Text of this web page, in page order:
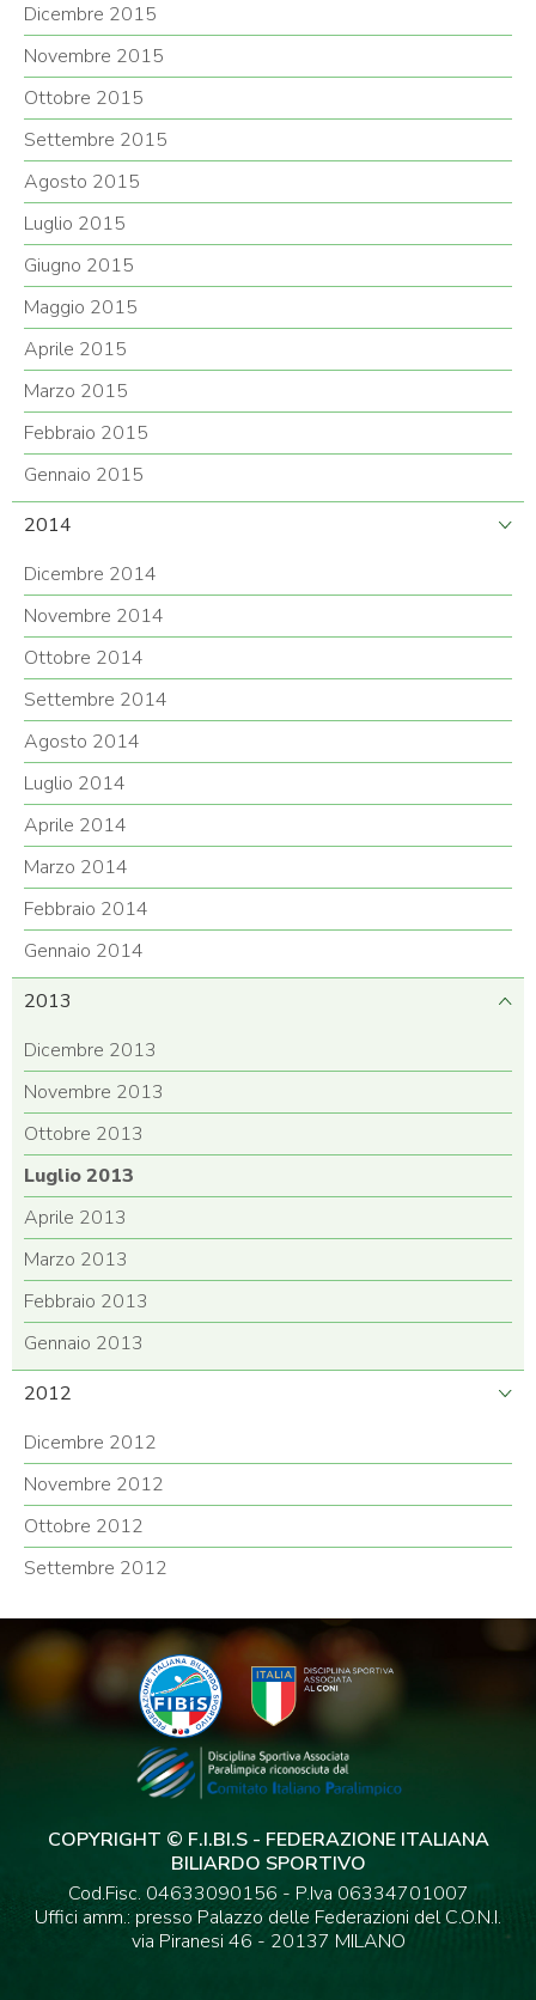
Dicembre 2015
Novembre 2015
Ottobre 2015
Settembre 2015
Agosto 2015
Luglio 2015
Giugno 2015
Maggio 2015
Aprile 2015
Marzo 2015
Febbraio 2015
Gennaio 2015
2014
Dicembre 2014
Novembre 2014
Ottobre 2014
Settembre 2014
Agosto 2014
Luglio 2014
Aprile 2014
Marzo 2014
Febbraio 2014
Gennaio 2014
2013
Dicembre 2013
Novembre 2013
Ottobre 2013
Luglio 2013
Aprile 2013
Marzo 2013
Febbraio 2013
Gennaio 2013
2012
Dicembre 2012
Novembre 2012
Ottobre 2012
Settembre 2012
COPYRIGHT © F.I.BI.S - FEDERAZIONE ITALIANA
BILIARDO SPORTIVO
Cod.Fisc. 04633090156 - P.Iva 06334701007
Uffici amm.: presso Palazzo delle Federazioni del C.O.N.I.
via Piranesi 46 - 20137 MILANO